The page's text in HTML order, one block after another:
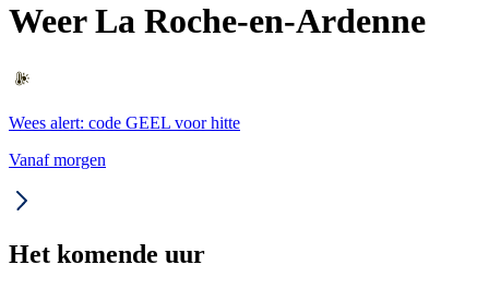
Weer La Roche-en-Ardenne
Wees alert: code GEEL voor hitte
Vanaf morgen
Het komende uur